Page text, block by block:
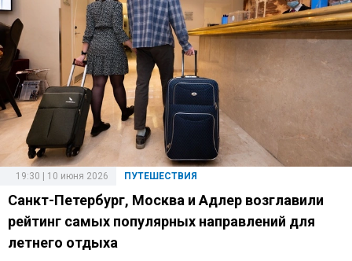
ПУТЕШЕСТВИЯ
19:30 | 10 июня 2026
Санкт-Петербург, Москва и Адлер возглавили
рейтинг самых популярных направлений для
летнего отдыха